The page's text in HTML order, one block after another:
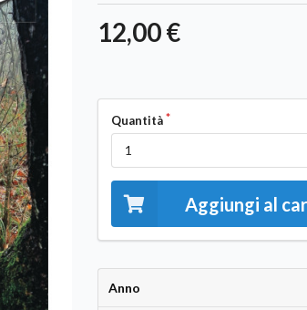
12,00 €
Quantità
Aggiungi al
Anno